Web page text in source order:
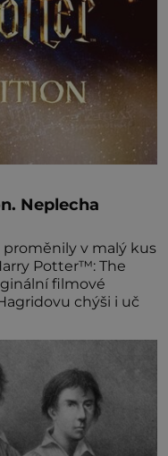
Neplecha
proměnily v malý kus
Potter™: The
filmové
chýši i uč